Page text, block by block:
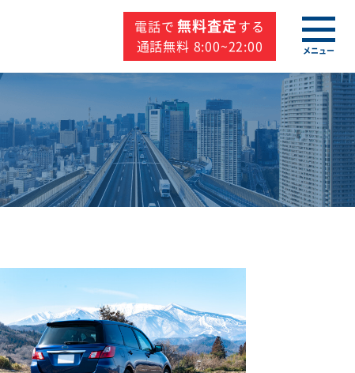
電話で 無料査定する
通話無料 8:00~22:00
メニュー